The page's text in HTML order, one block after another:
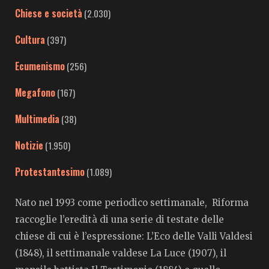
Chiese e società (2.030)
Cultura (397)
Ecumenismo(256)
Megafono(167)
Multimedia (38)
Notizie (1.950)
Protestantesimo(1.089)
Nato nel 1993 come periodico settimanale, Riforma
raccoglie l’eredità di una serie di testate delle
chiese di cui è l’espressione: L’Eco delle Valli Valdesi
(1848), il settimanale valdese La Luce (1907), il